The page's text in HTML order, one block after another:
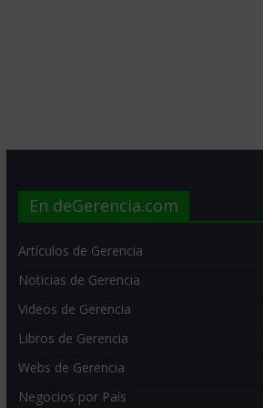
En deGerencia.com
Artículos de Gerencia
Noticias de Gerencia
Videos de Gerencia
Libros de Gerencia
Webs de Gerencia
Negocios por País